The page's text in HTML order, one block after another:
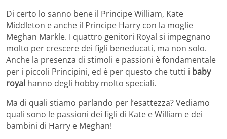
Di certo lo sanno bene il Principe William, Kate
Middleton e anche il Principe Harry con la moglie
Meghan Markle. I quattro genitori Royal si impegnano
molto per crescere dei figli beneducati, ma non solo.
Anche la presenza di stimoli e passioni è fondamentale
per i piccoli Principini, ed è per questo che tutti i baby
royal hanno degli hobby molto speciali.
Ma di quali stiamo parlando per l’esattezza? Vediamo
quali sono le passioni dei figli di Kate e William e dei
bambini di Harry e Meghan!